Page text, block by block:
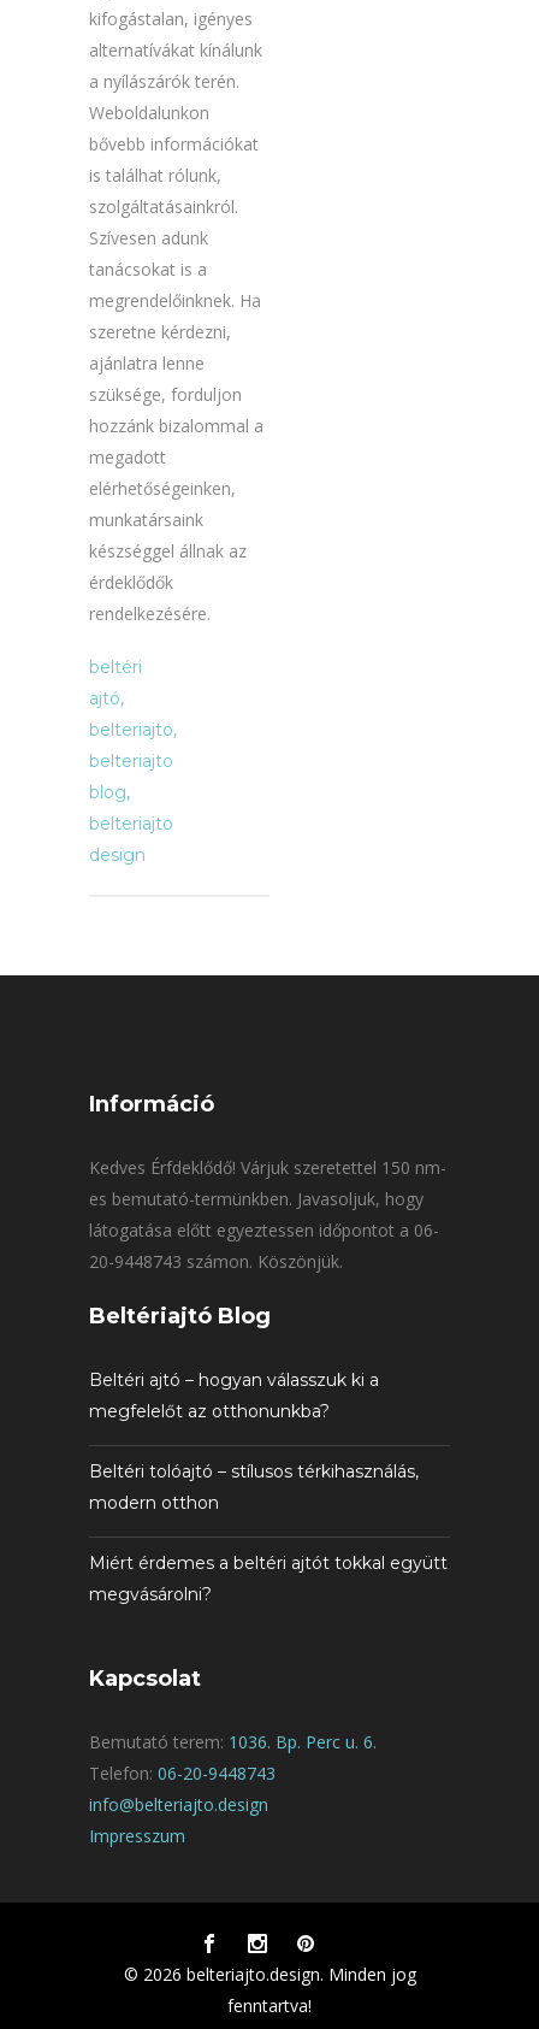
kifogástalan, igényes
alternatívákat kínálunk
a nyílászárók terén.
Weboldalunkon
bővebb információkat
is találhat rólunk,
szolgáltatásainkról.
Szívesen adunk
tanácsokat is a
megrendelőinknek. Ha
szeretne kérdezni,
ajánlatra lenne
szüksége, forduljon
hozzánk bizalommal a
megadott
elérhetőségeinken,
munkatársaink
készséggel állnak az
érdeklődők
rendelkezésére.
beltéri
ajtó,
belteriajto,
belteriajto
blog,
belteriajto
design
Információ
Kedves Érfdeklődő! Várjuk szeretettel 150 nm-
es bemutató-termünkben. Javasoljuk, hogy
látogatása előtt egyeztessen időpontot a 06-
20-9448743 számon. Köszönjük.
Beltériajtó Blog
Beltéri ajtó – hogyan válasszuk ki a
megfelelőt az otthonunkba?
Beltéri tolóajtó – stílusos térkihasználás,
modern otthon
Miért érdemes a beltéri ajtót tokkal együtt
megvásárolni?
Kapcsolat
Bemutató terem: 1036. Bp. Perc u. 6.
Telefon: 06-20-9448743
info@belteriajto.design
Impresszum
© 2026 belteriajto.design. Minden jog
fenntartva!